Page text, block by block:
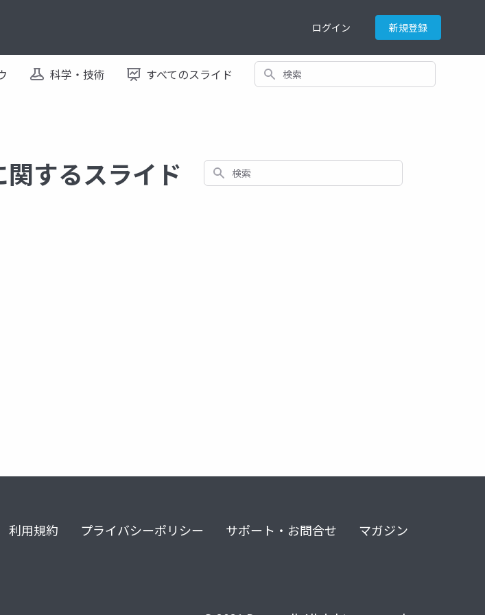
ログイン 新規登録
科学・技術 すべてのスライド 検索
するスライド 検索
利用規約 プライバシーポリシー サポート・お問合せ マガジン